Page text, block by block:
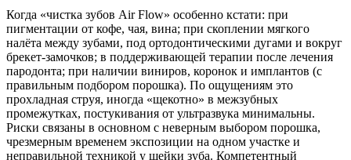
Когда «чистка зубов Air Flow» особенно кстати: при
пигментации от кофе, чая, вина; при скоплении мягкого
налёта между зубами, под ортодонтическими дугами и вокруг
брекет-замочков; в поддерживающей терапии после лечения
пародонта; при наличии виниров, коронок и имплантов (с
правильным подбором порошка). По ощущениям это
прохладная струя, иногда «щекотно» в межзубных
промежутках, постукивания от ультразвука минимальны.
Риски связаны в основном с неверным выбором порошка,
чрезмерным временем экспозиции на одном участке и
неправильной техникой у шейки зуба. Компетентный